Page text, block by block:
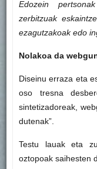
Edozein
zerbitzuak
ezagutzakoak edo
Nolakoa da
Diseinu erraza eta
oso tresna
sintetizadoreak,
dutenak”.
Testu lauak eta
oztopoak saihesten